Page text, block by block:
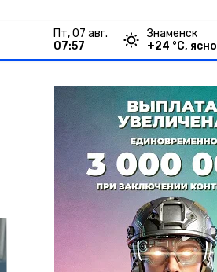
пт, 07 авг.
07:57
Знаменск
+24 °С, ясно